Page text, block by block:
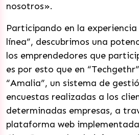
nosotros».
Participando en la experiencia
línea”, descubrimos una
los emprendedores que
es por esto que en
“Amalia”, un sistema de
encuestas realizadas a los
determinadas empresas, a
plataforma web